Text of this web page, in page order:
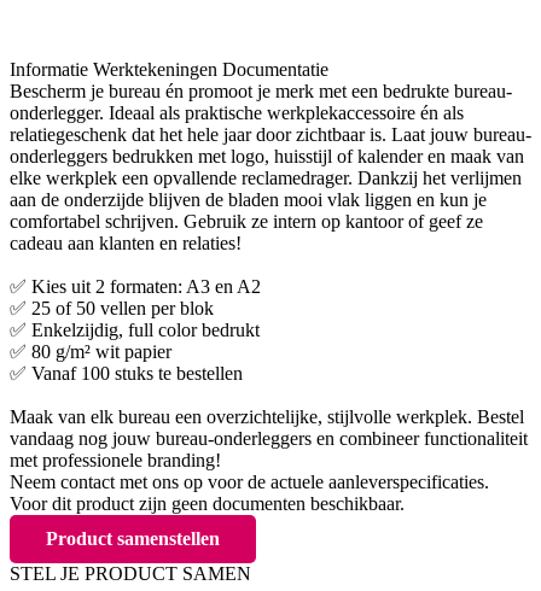
Informatie Werktekeningen Documentatie
Bescherm je bureau én promoot je merk met een bedrukte bureau-
onderlegger. Ideaal als praktische werkplekaccessoire én als
relatiegeschenk dat het hele jaar door zichtbaar is. Laat jouw bureau-
onderleggers bedrukken met logo, huisstijl of kalender en maak van
elke werkplek een opvallende reclamedrager. Dankzij het verlijmen
aan de onderzijde blijven de bladen mooi vlak liggen en kun je
comfortabel schrijven. Gebruik ze intern op kantoor of geef ze
cadeau aan klanten en relaties!
✅ Kies uit 2 formaten: A3 en A2
✅ 25 of 50 vellen per blok
✅ Enkelzijdig, full color bedrukt
✅ 80 g/m² wit papier
✅ Vanaf 100 stuks te bestellen
Maak van elk bureau een overzichtelijke, stijlvolle werkplek. Bestel
vandaag nog jouw bureau-onderleggers en combineer functionaliteit
met professionele branding!
Neem contact met ons op voor de actuele aanleverspecificaties.
Voor dit product zijn geen documenten beschikbaar.
Product samenstellen
STEL JE PRODUCT SAMEN